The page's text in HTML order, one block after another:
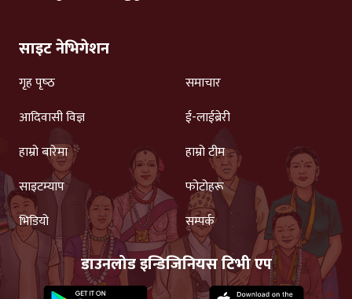
साइट नेभिगेशन
गृह पृष्‍ठ
समाचार
आदिवासी विज्ञ
ई-लाईब्रेरी
हाम्रो बारेमा
हाम्रो टीम
साइटम्याप
फोटोहरू
भिडियो
सम्पर्क
डाउनलोड इन्डिजिनियस टिभी एप